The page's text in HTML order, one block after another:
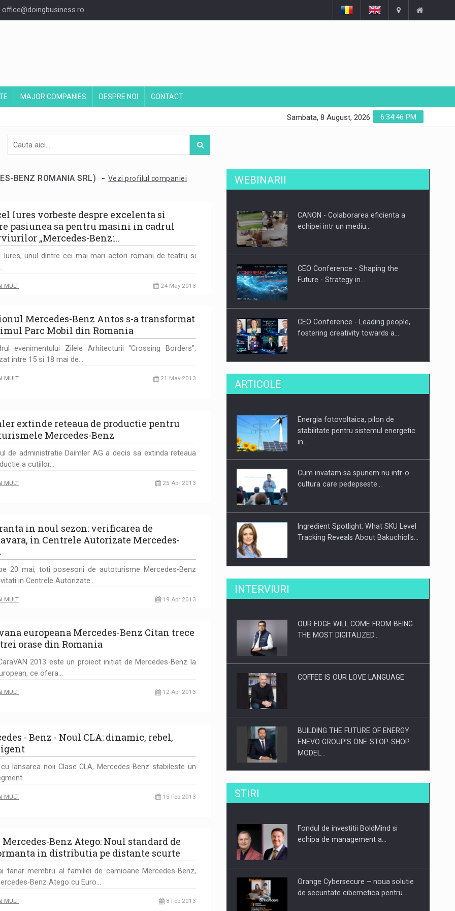
office@doingbusiness.ro
MAJOR COMPANIES DESPRE NOI CONTACT
6:34:46 PM
Sambata, 8 August, 2026
BENZ ROMANIA SRL) - Vezi profilul companiei
Iures vorbeste despre excelenta si
pasiunea sa pentru masini in cadrul
„Mercedes-Benz:…
Iures, unul dintre cei mai mari actori romani de teatru si
MULT 24 May 2013
Mercedes-Benz Antos s-a transformat
Parc Mobil din Romania
evenimentului Zilele Arhitecturii “Crossing Borders”,
intre 15 si 18 mai de…
MULT 21 May 2013
extinde reteaua de productie pentru
Mercedes-Benz
de administratie Daimler AG a decis sa extinda reteaua
a cutiilor…
MULT 25 Apr 2013
in noul sezon: verificarea de
in Centrele Autorizate Mercedes-
20 mai, toti posesorii de autoturisme Mercedes-Benz
in Centrele Autorizate…
MULT 19 Apr 2013
europeana Mercedes-Benz Citan trece
orase din Romania
2013 este un proiect initiat de Mercedes-Benz la
ce ofera…
MULT 12 Apr 2013
- Benz - Noul CLA: dinamic, rebel,
lansarea noii Clase CLA, Mercedes-Benz stabileste un
MULT 15 Feb 2013
Benz Atego: Noul standard de
in distributia pe distante scurte
tanar membru al familiei de camioane Mercedes-Benz,
Benz Atego cu Euro…
MULT 8 Feb 2013
WEBINARII
CANON - Colaborarea eficienta a
echipei intr un mediu…
CEO Conference - Shaping the
Future - Strategy in…
CEO Conference - Leading people,
fostering creativity towards a…
CEO Conference - Shaping The
Webinar - Business Evolution-
RETHINK STRATEGY-Finantare
ARTICOLE
Energia fotovoltaica, pilon de
stabilitate pentru sistemul energetic
in…
Cum invatam sa spunem nu intr-o
cultura care pedepseste…
Ingredient Spotlight: What SKU Level
Tracking Reveals About Bakuchiol's…
Producatorii si comerciantii care nu
Proteinmaxxing and the Future of
INTERVIURI
OUR EDGE WILL COME FROM BEING
THE MOST DIGITALIZED…
COFFEE IS OUR LOVE LANGUAGE
BUILDING THE FUTURE OF ENERGY:
ENEVO GROUP’S ONE-STOP-SHOP
MODEL…
ROOTED IN ROMANIA, BUILT TO
PUTTING ROMANIAN CORPORATE
STIRI
Fondul de investitii BoldMind si
echipa de management a…
Orange Cybersecure – noua solutie
de securitate cibernetica pentru…